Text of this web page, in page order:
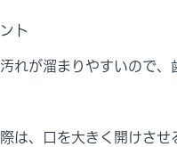
ト
れが溜まりやすいので
は、口を大きく開けさ